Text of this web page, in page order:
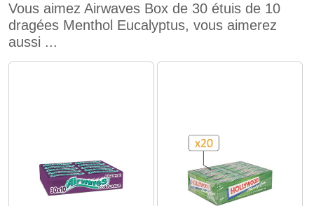
Vous aimez Airwaves Box de 30 étuis de 10
dragées Menthol Eucalyptus, vous aimerez
aussi ...